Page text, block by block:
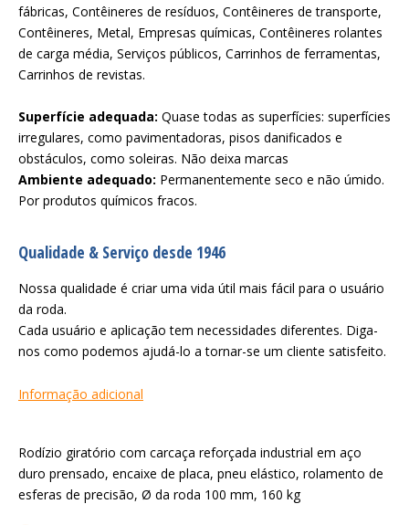
fábricas, Contêineres de resíduos, Contêineres de transporte,
Contêineres, Metal, Empresas químicas, Contêineres rolantes
de carga média, Serviços públicos, Carrinhos de ferramentas,
Carrinhos de revistas.
Superfície adequada: Quase todas as superfícies: superfícies
irregulares, como pavimentadoras, pisos danificados e
obstáculos, como soleiras. Não deixa marcas
Ambiente adequado: Permanentemente seco e não úmido.
Por produtos químicos fracos.
Qualidade & Serviço desde 1946
Nossa qualidade é criar uma vida útil mais fácil para o usuário
da roda.
Cada usuário e aplicação tem necessidades diferentes. Diga-
nos como podemos ajudá-lo a tornar-se um cliente satisfeito.
Informação adicional
Rodízio giratório com carcaça reforçada industrial em aço
duro prensado, encaixe de placa, pneu elástico, rolamento de
esferas de precisão, Ø da roda 100 mm, 160 kg